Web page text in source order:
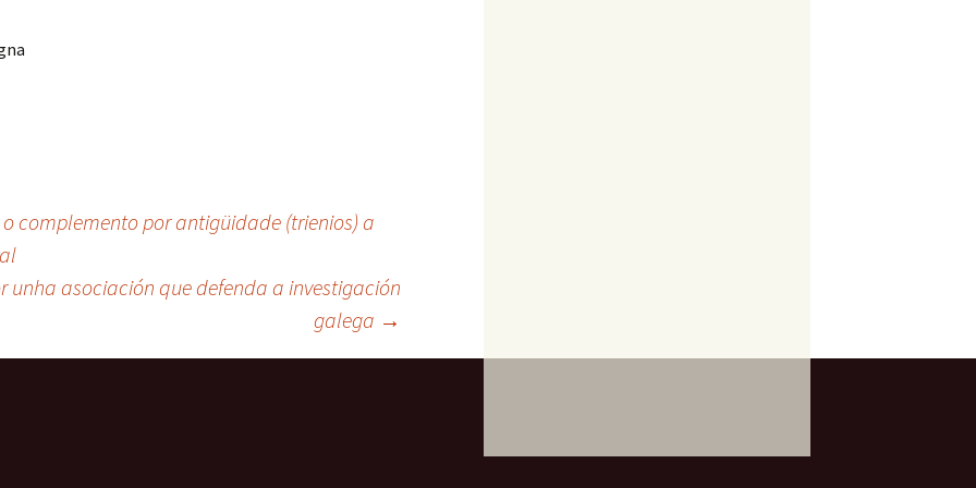
complemento por antigüidade (trienios) a
asociación que defenda a investigación
galega →